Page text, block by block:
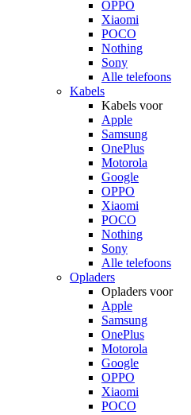
OPPO
Xiaomi
POCO
Nothing
Sony
Alle telefoons
Kabels
Kabels voor
Apple
Samsung
OnePlus
Motorola
Google
OPPO
Xiaomi
POCO
Nothing
Sony
Alle telefoons
Opladers
Opladers voor
Apple
Samsung
OnePlus
Motorola
Google
OPPO
Xiaomi
POCO